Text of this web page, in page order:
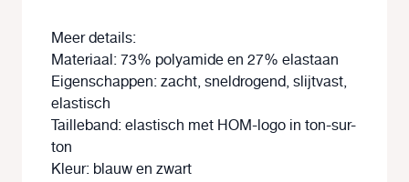
Meer details:
Materiaal: 73% polyamide en 27% elastaan
Eigenschappen: zacht, sneldrogend, slijtvast,
elastisch
Tailleband: elastisch met HOM-logo in ton-sur-
ton
Kleur: blauw en zwart